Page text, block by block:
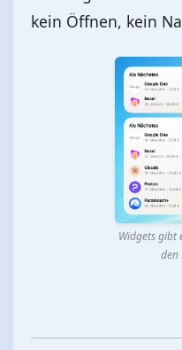
kein Öffnen, kein
Widgets gibt
den